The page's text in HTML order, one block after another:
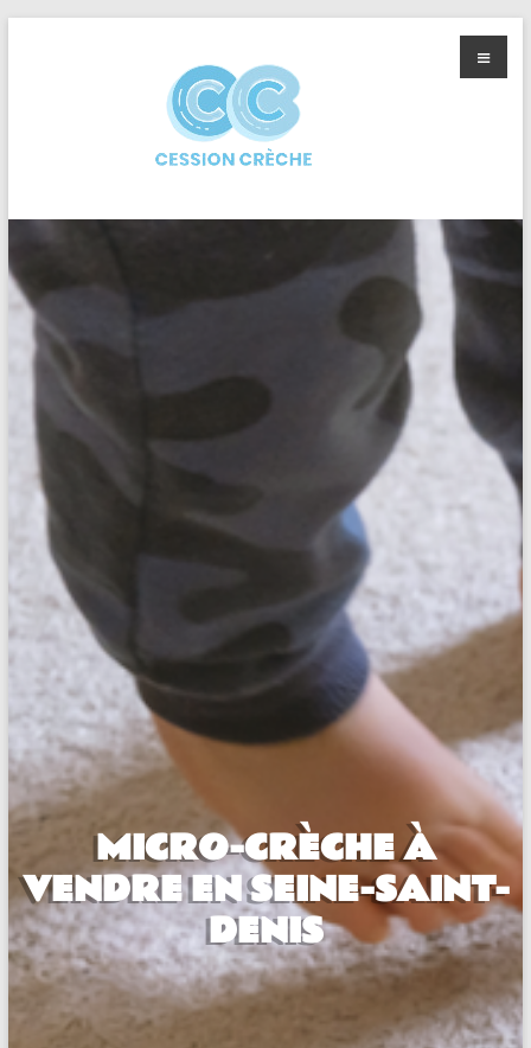
MICRO-CRÈCHE À
VENDRE EN SEINE-SAINT-
DENIS